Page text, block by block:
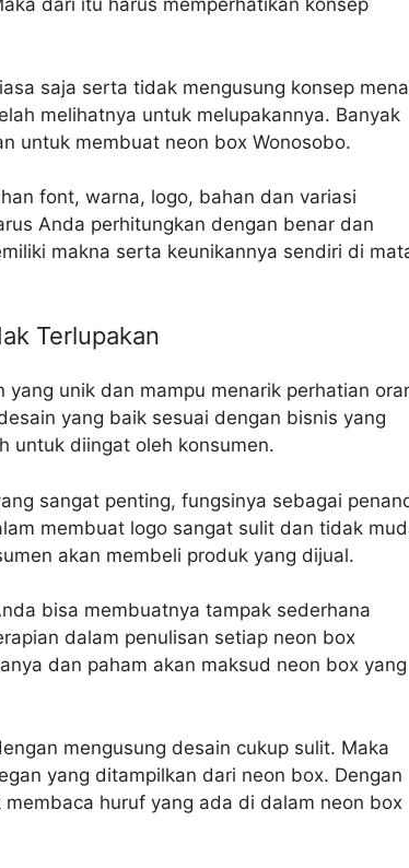
dari itu harus memperhatikan konsep
saja serta tidak mengusung konsep
melihatnya untuk melupakannya. Banyak
untuk membuat neon box Wonosobo.
font, warna, logo, bahan dan variasi
Anda perhitungkan dengan benar dan
makna serta keunikannya sendiri di
Terlupakan
unik dan mampu menarik perhatian
yang baik sesuai dengan bisnis yang
untuk diingat oleh konsumen.
sangat penting, fungsinya sebagai
membuat logo sangat sulit dan tidak
akan membeli produk yang dijual.
bisa membuatnya tampak sederhana
dalam penulisan setiap neon box
dan paham akan maksud neon box yang
mengusung desain cukup sulit. Maka
yang ditampilkan dari neon box. Dengan
huruf yang ada di dalam neon box